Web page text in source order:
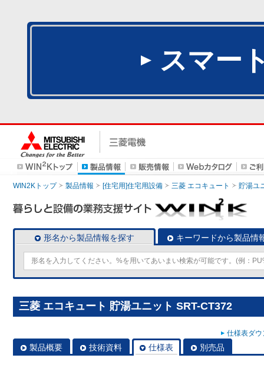
スマー
WIN2Kトップ 製品情報 [住宅用]住宅用設備 三菱 エコキュート 貯湯ユ
形名から製品情報を探す キーワードから製品情
三菱 エコキュート 貯湯ユニット SRT-CT372
仕様表ダ
製品概要 技術資料 仕様表 別売品